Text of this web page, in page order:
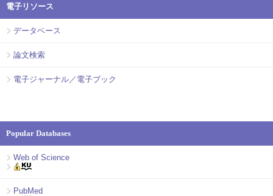
電子リソース
データベース
論文検索
電子ジャーナル／電子ブック
Popular Databases
Web of Science
PubMed